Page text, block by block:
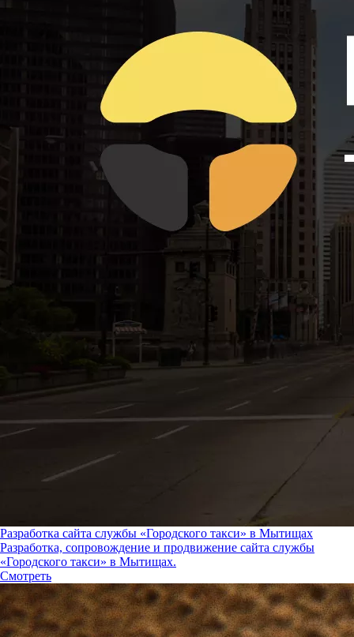
Разработка сайта службы «Городского такси» в Мытищах
Разработка, сопровождение и продвижение сайта службы
«Городского такси» в Мытищах.
Смотреть